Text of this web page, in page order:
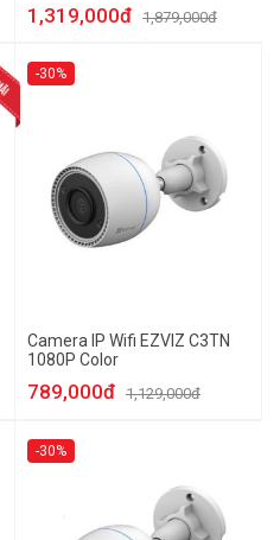
1,319,000đ 1,879,000đ
-30%
Camera IP Wifi EZVIZ C3TN
1080P Color
789,000đ 1,129,000đ
-30%